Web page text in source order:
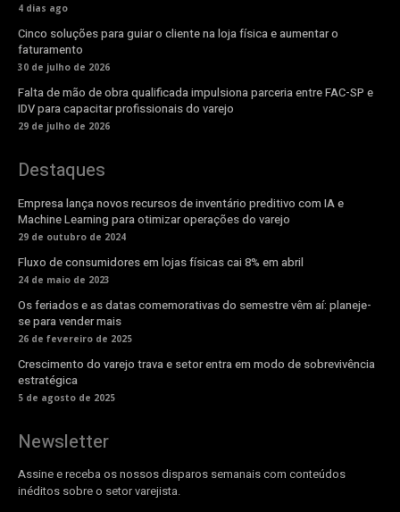
4 dias ago
Cinco soluções para guiar o cliente na loja física e aumentar o
faturamento
30 de julho de 2026
Falta de mão de obra qualificada impulsiona parceria entre FAC-SP e
IDV para capacitar profissionais do varejo
29 de julho de 2026
Destaques
Empresa lança novos recursos de inventário preditivo com IA e
Machine Learning para otimizar operações do varejo
29 de outubro de 2024
Fluxo de consumidores em lojas físicas cai 8% em abril
24 de maio de 2023
Os feriados e as datas comemorativas do semestre vêm aí: planeje-
se para vender mais
26 de fevereiro de 2025
Crescimento do varejo trava e setor entra em modo de sobrevivência
estratégica
5 de agosto de 2025
Newsletter
Assine e receba os nossos disparos semanais com conteúdos
inéditos sobre o setor varejista.